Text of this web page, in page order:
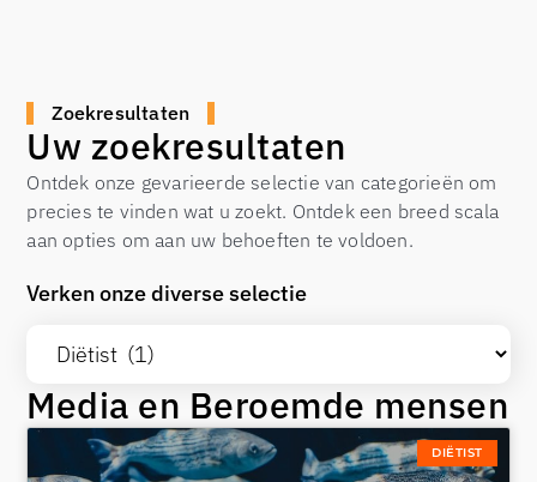
Zoekresultaten
Uw zoekresultaten
Ontdek onze gevarieerde selectie van categorieën om
precies te vinden wat u zoekt. Ontdek een breed scala
aan opties om aan uw behoeften te voldoen.
Verken onze diverse selectie
Media en Beroemde mensen
DIËTIST